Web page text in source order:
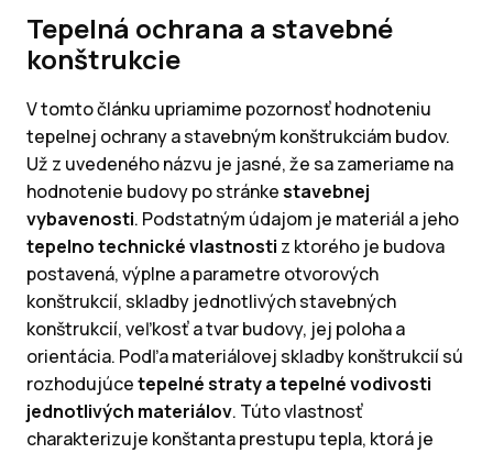
Tepelná ochrana a stavebné
konštrukcie
V tomto článku upriamime pozornosť hodnoteniu
tepelnej ochrany a stavebným konštrukciám budov.
Už z uvedeného názvu je jasné, že sa zameriame na
hodnotenie budovy po stránkestavebnej
vybavenosti. Podstatným údajom je materiál a jeho
tepelno technické vlastnosti z ktorého je budova
postavená, výplne a parametre otvorových
konštrukcií, skladby jednotlivých stavebných
konštrukcií, veľkosť a tvar budovy, jej poloha a
orientácia. Podľa materiálovej skladby konštrukcií sú
rozhodujúcetepelné straty a tepelné vodivosti
jednotlivých materiálov. Túto vlastnosť
charakterizuje konštanta prestupu tepla, ktorá je